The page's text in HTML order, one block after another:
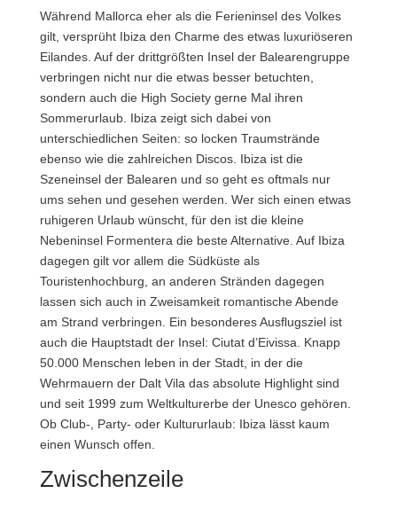
Während Mallorca eher als die Ferieninsel des Volkes
gilt, versprüht Ibiza den Charme des etwas luxuriöseren
Eilandes. Auf der drittgrößten Insel der Balearengruppe
verbringen nicht nur die etwas besser betuchten,
sondern auch die High Society gerne Mal ihren
Sommerurlaub. Ibiza zeigt sich dabei von
unterschiedlichen Seiten: so locken Traumstrände
ebenso wie die zahlreichen Discos. Ibiza ist die
Szeneinsel der Balearen und so geht es oftmals nur
ums sehen und gesehen werden. Wer sich einen etwas
ruhigeren Urlaub wünscht, für den ist die kleine
Nebeninsel Formentera die beste Alternative. Auf Ibiza
dagegen gilt vor allem die Südküste als
Touristenhochburg, an anderen Stränden dagegen
lassen sich auch in Zweisamkeit romantische Abende
am Strand verbringen. Ein besonderes Ausflugsziel ist
auch die Hauptstadt der Insel: Ciutat d’Eivissa. Knapp
50.000 Menschen leben in der Stadt, in der die
Wehrmauern der Dalt Vila das absolute Highlight sind
und seit 1999 zum Weltkulturerbe der Unesco gehören.
Ob Club-, Party- oder Kultururlaub: Ibiza lässt kaum
einen Wunsch offen.
Zwischenzeile